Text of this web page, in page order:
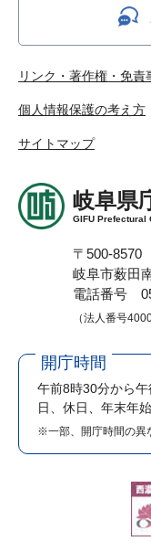
リンク・著作権・免責
個人情報保護の考え方
サイトマップ
岐阜県
GIFU Prefectural
〒500-8570
岐阜市薮田
電話番号
（法人番号
開庁時間
午前8時30分から
日、休日、年末年
※一部、開庁時間の異